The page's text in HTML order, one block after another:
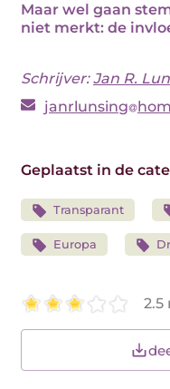
Maar wel gaan
niet merkt: de
Schrijver:Jan R.
janrlunsing
Geplaatst in de
Transparant
Europa
2.5